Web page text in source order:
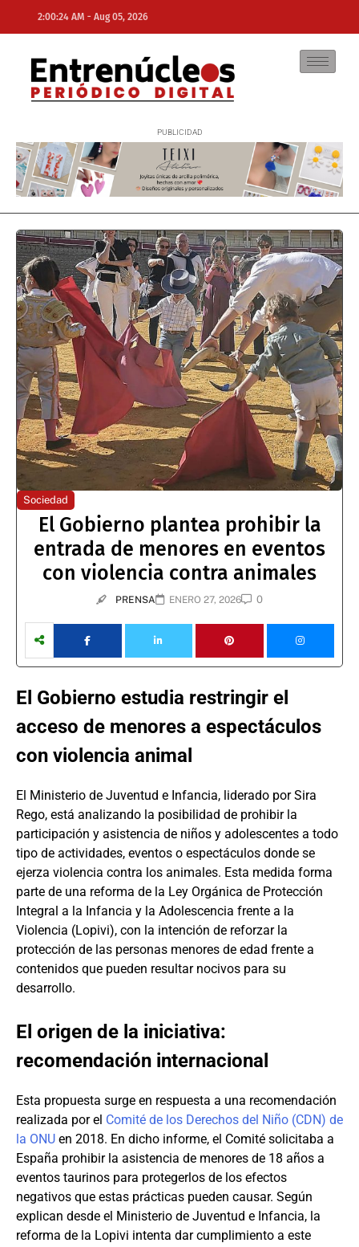
2:00:24 AM - Aug 05, 2026
NE
Sociedad
El Gobierno plantea prohibir la
entrada de menores en eventos
con violencia contra animales
PRENSA ENERO 27, 2026 0
El Gobierno estudia restringir el
acceso de menores a espectáculos
con violencia animal
El Ministerio de Juventud e Infancia, liderado por Sira
Rego, está analizando la posibilidad de prohibir la
participación y asistencia de niños y adolescentes a todo
tipo de actividades, eventos o espectáculos donde se
ejerza violencia contra los animales. Esta medida forma
parte de una reforma de la Ley Orgánica de Protección
Integral a la Infancia y la Adolescencia frente a la
Violencia (Lopivi), con la intención de reforzar la
protección de las personas menores de edad frente a
contenidos que pueden resultar nocivos para su
desarrollo.
El origen de la iniciativa:
recomendación internacional
Esta propuesta surge en respuesta a una recomendación
realizada por el Comité de los Derechos del Niño (CDN) de
la ONU en 2018. En dicho informe, el Comité solicitaba a
España prohibir la asistencia de menores de 18 años a
eventos taurinos para protegerlos de los efectos
negativos que estas prácticas pueden causar. Según
explican desde el Ministerio de Juventud e Infancia, la
reforma de la Lopivi intenta dar cumplimiento a este